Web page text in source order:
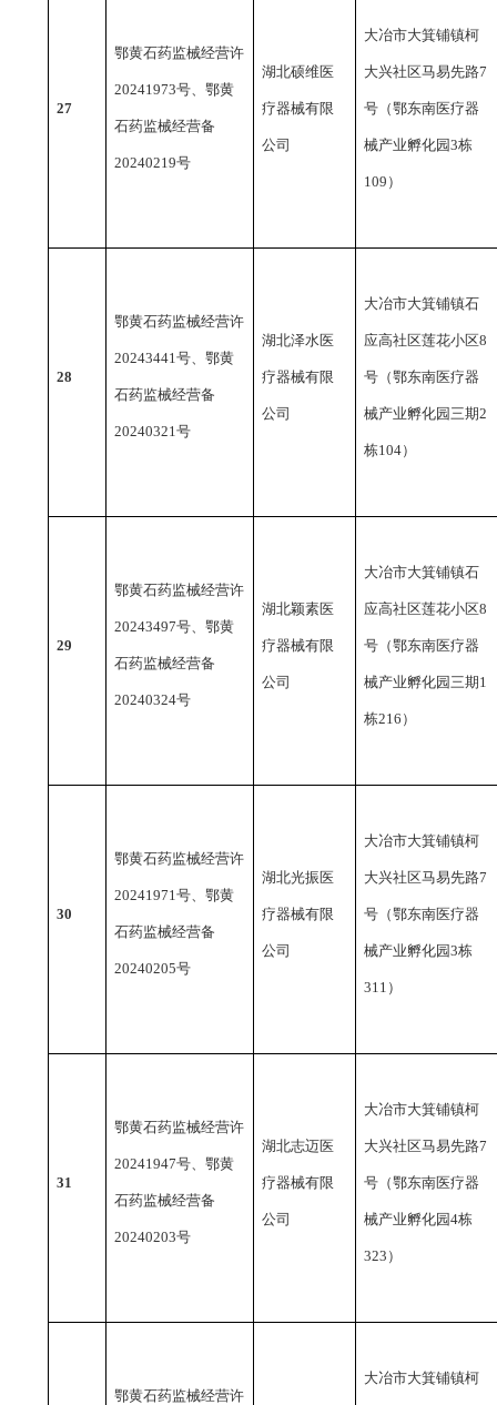
27
鄂黄石药监械经营许
20241973号、鄂黄
石药监械经营备
20240219号
湖北硕维医
疗器械有限
公司
大冶市大箕铺镇柯
大兴社区马易先路7
号（鄂东南医疗器
械产业孵化园3栋
109）
28
鄂黄石药监械经营许
20243441号、鄂黄
石药监械经营备
20240321号
湖北泽水医
疗器械有限
公司
大冶市大箕铺镇石
应高社区莲花小区8
号（鄂东南医疗器
械产业孵化园三期2
栋104）
29
鄂黄石药监械经营许
20243497号、鄂黄
石药监械经营备
20240324号
湖北颖素医
疗器械有限
公司
大冶市大箕铺镇石
应高社区莲花小区8
号（鄂东南医疗器
械产业孵化园三期1
栋216）
30
鄂黄石药监械经营许
20241971号、鄂黄
石药监械经营备
20240205号
湖北光振医
疗器械有限
公司
大冶市大箕铺镇柯
大兴社区马易先路7
号（鄂东南医疗器
械产业孵化园3栋
311）
31
鄂黄石药监械经营许
20241947号、鄂黄
石药监械经营备
20240203号
湖北志迈医
疗器械有限
公司
大冶市大箕铺镇柯
大兴社区马易先路7
号（鄂东南医疗器
械产业孵化园4栋
323）
鄂黄石药监械经营许
大冶市大箕铺镇柯